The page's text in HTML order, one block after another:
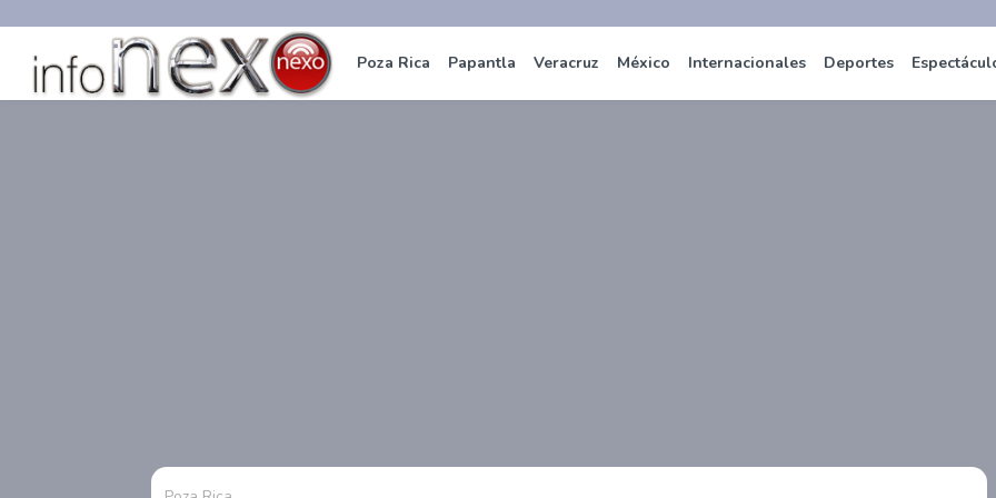
Poza Rica Papantla Veracruz México Internacionales Deportes